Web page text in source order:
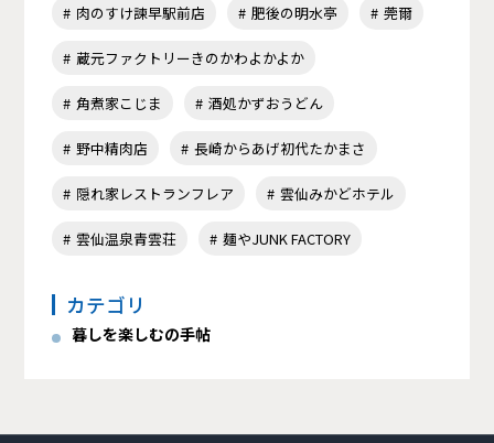
肉のすけ諫早駅前店 肥後の明水亭 莞爾
蔵元ファクトリーきのかわよかよか
角煮家こじま 酒処かずおうどん
野中精肉店 長崎からあげ初代たかまさ
隠れ家レストランフレア 雲仙みかどホテル
雲仙温泉青雲荘 麺やJUNK FACTORY
カテゴリ
暮しを楽しむの手帖